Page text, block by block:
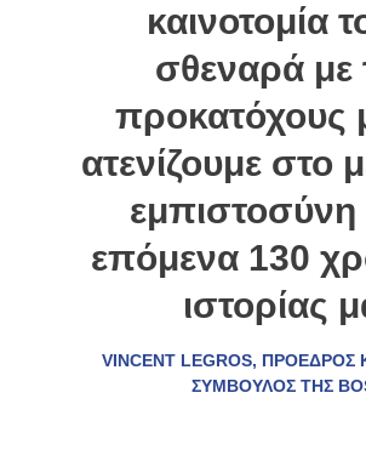
καινοτομία
σθεναρά με
προκατόχους
ατενίζουμε στο
εμπιστοσύνη
επόμενα 130
ιστορίας
VINCENT LEGROS, ΠΡΟΕΔΡΟΣ
ΣΥΜΒΟΥΛΟΣ ΤΗΣ